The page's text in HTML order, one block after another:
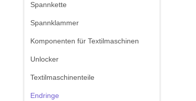
Spannkette
Spannklammer
Komponenten für Textilmaschinen
Unlocker
Textilmaschinenteile
Endringe